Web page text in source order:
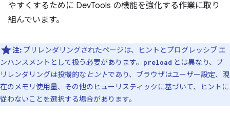
やすくするために DevTools の機能を強化する作業に取り
組んでいます。
注: プリレンダリングされたページは、ヒントとプログレッシブ エ
ンハンスメントとして扱う必要があります。
preload とは異なり、プ
リレンダリングは投機的な ヒントであり、ブラウザはユーザー設定、現
在のメモリ使用量、その他のヒューリスティックに基づいて、ヒントに
従わないことを選択する場合があります。